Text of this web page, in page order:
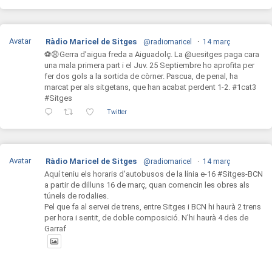
Avatar Ràdio Maricel de Sitges @radiomaricel · 14 març
⚽️😩Gerra d’aigua freda a Aiguadolç. La @uesitges paga cara
una mala primera part i el Juv. 25 Septiembre ho aprofita per
fer dos gols a la sortida de còrner. Pascua, de penal, ha
marcat per als sitgetans, que han acabat perdent 1-2. #1cat3
#Sitges
Twitter
Avatar Ràdio Maricel de Sitges @radiomaricel · 14 març
Aquí teniu els horaris d'autobusos de la línia e-16 #Sitges-BCN
a partir de dilluns 16 de març, quan comencin les obres als
túnels de rodalies.
Pel que fa al servei de trens, entre Sitges i BCN hi haurà 2 trens
per hora i sentit, de doble composició. N'hi haurà 4 des de
Garraf